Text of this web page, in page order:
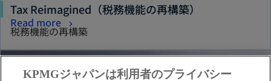
Tax Reimagined（税務機能の再構築）
税務機能の再構築
Read more
KPMGジャパンは利用者のプライバシー